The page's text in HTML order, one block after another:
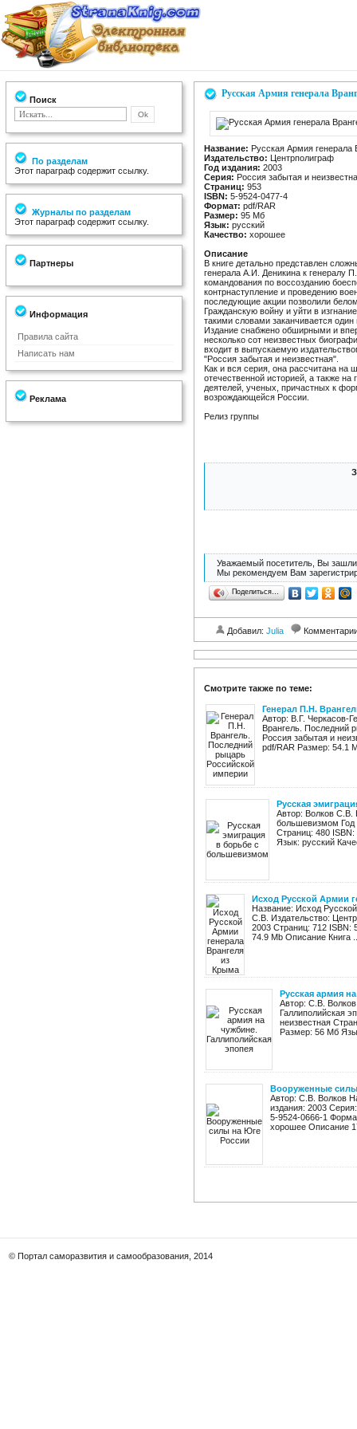
Поиск
По разделам
Этот параграф содержит ссылку.
Журналы по разделам
Этот параграф содержит ссылку.
Партнеры
Информация
Правила сайта
Написать нам
Реклама
Русская Армия генерала
Название: Русская Армия генерала
Издательство: Центрполиграф
Год издания: 2003
Серия: Россия забытая и
Страниц: 953
ISBN: 5-9524-0477-4
Формат: pdf/RAR
Размер: 95 Мб
Язык: русский
Качество: хорошее
Описание
В книге детально представлен
генерала А.И. Деникина к генералу
командования по воссозданию
контрнаступление и проведению
последующие акции позволили
Гражданскую войну и уйти в
такими словами заканчивается один
Издание снабжено обширными и
несколько сот неизвестных
входит в выпускаемую
"Россия забытая и неизвестная".
Как и вся серия, она рассчитана на
отечественной историей, а также
деятелей, ученых, причастных к
возрождающейся России.
Релиз группы
Уважаемый посетитель, Вы зашли
Мы рекомендуем Вам
Поделиться…
Добавил: Julia
Смотрите также по теме:
Генерал П.Н.
Автор: В.Г. Черкасов-
Врангель. Последний
Россия забытая и
pdf/RAR Размер: 54.1
Русская
Автор: Волков С.В.
большевизмом Год
Страниц: 480
Язык: русский
Исход Русской Армии
Название: Исход
С.В. Издательство:
2003 Страниц: 712 ISBN:
74.9 Mb Описание Книга
Русская армия
Автор: С.В.
Галлиполийская
неизвестная
Размер: 56 Мб
Вооруженные
Автор: С.В. Волков
издания: 2003
5-9524-0666-1
хорошее Описание
© Портал саморазвития и самообразования, 2014